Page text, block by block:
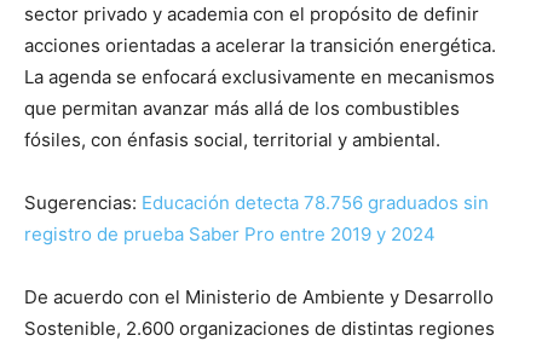
sector privado y academia con el propósito de definir
acciones orientadas a acelerar la transición energética.
La agenda se enfocará exclusivamente en mecanismos
que permitan avanzar más allá de los combustibles
fósiles, con énfasis social, territorial y ambiental.
Sugerencias: Educación detecta 78.756 graduados sin
registro de prueba Saber Pro entre 2019 y 2024
De acuerdo con el Ministerio de Ambiente y Desarrollo
Sostenible, 2.600 organizaciones de distintas regiones